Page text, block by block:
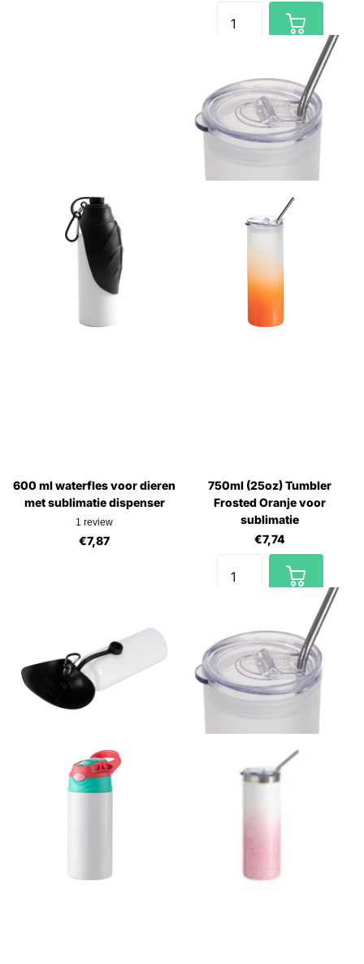
600 ml waterfles voor dieren
met sublimatie dispenser
1 review
€7,87
750ml (25oz) Tumbler
Frosted Oranje voor
sublimatie
€7,74